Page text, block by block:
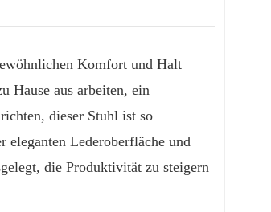
Komfort und Halt
Hause aus arbeiten, ein
dieser Stuhl ist so
eleganten Lederoberfläche und
die Produktivität zu steigern